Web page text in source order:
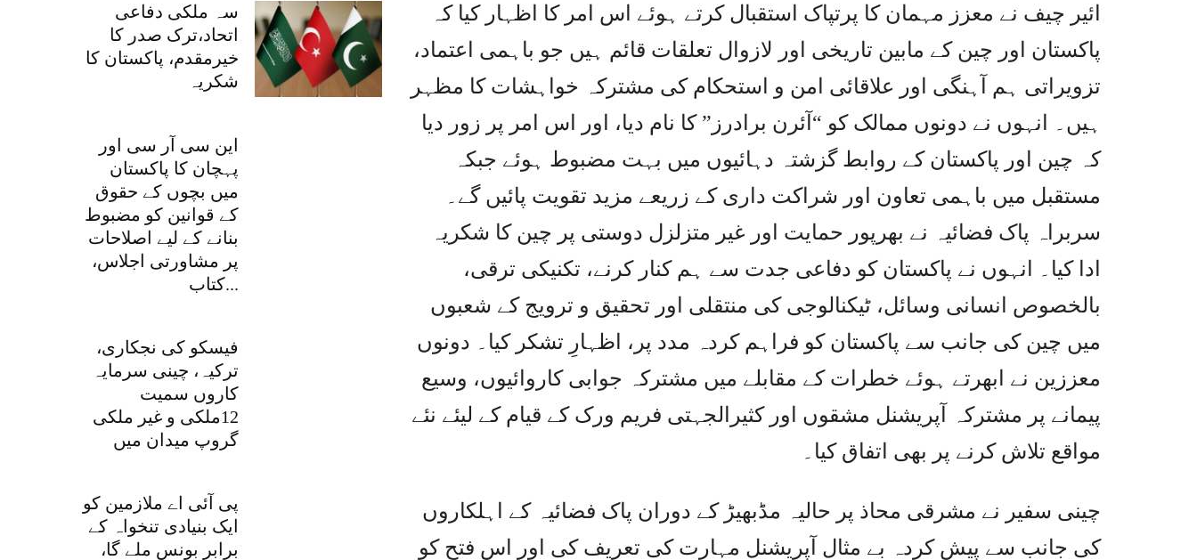
سہ ملکی دفاعی
اتحاد،ترک صدر کا
خیرمقدم، پاکستان کا
شکریہ
این سی آر سی اور
پہچان کا پاکستان
میں بچوں کے حقوق
کے قوانین کو مضبوط
بنانے کے لیے اصلاحات
پر مشاورتی اجلاس،
کتاب...
فیسکو کی نجکاری،
ترکیہ، چینی سرمایہ
کاروں سمیت
12ملکی و غیر ملکی
گروپ میدان میں
پی آئی اے ملازمین کو
ایک بنیادی تنخواہ کے
برابر بونس ملے گا،
ائیر چیف نے معزز مہمان کا پرتپاک استقبال کرتے ہوئے اس امر کا اظہار کیا کہ
پاکستان اور چین کے مابین تاریخی اور لازوال تعلقات قائم ہیں جو باہمی اعتماد،
تزویراتی ہم آہنگی اور علاقائی امن و استحکام کی مشترکہ خواہشات کا مظہر
ہیں۔ انہوں نے دونوں ممالک کو “آئرن برادرز” کا نام دیا، اور اس امر پر زور دیا
کہ چین اور پاکستان کے روابط گزشتہ دہائیوں میں بہت مضبوط ہوئے جبکہ
مستقبل میں باہمی تعاون اور شراکت داری کے زریعے مزید تقویت پائیں گے۔
سربراہ پاک فضائیہ نے بھرپور حمایت اور غیر متزلزل دوستی پر چین کا شکریہ
ادا کیا۔ انہوں نے پاکستان کو دفاعی جدت سے ہم کنار کرنے، تکنیکی ترقی،
بالخصوص انسانی وسائل، ٹیکنالوجی کی منتقلی اور تحقیق و ترویج کے شعبوں
میں چین کی جانب سے پاکستان کو فراہم کردہ مدد پر، اظہارِ تشکر کیا۔ دونوں
معززین نے ابھرتے ہوئے خطرات کے مقابلے میں مشترکہ جوابی کاروائیوں، وسیع
پیمانے پر مشترکہ آپریشنل مشقوں اور کثیرالجہتی فریم ورک کے قیام کے لیئے نئے
مواقع تلاش کرنے پر بھی اتفاق کیا۔
چینی سفیر نے مشرقی محاذ پر حالیہ مڈبھیڑ کے دوران پاک فضائیہ کے اہلکاروں
کی جانب سے پیش کردہ بے مثال آپریشنل مہارت کی تعریف کی اور اس فتح کو